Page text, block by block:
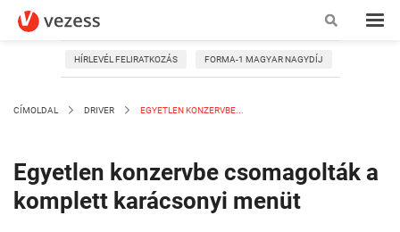
HÍRLEVÉL FELIRATKOZÁS FORMA-1 MAGYAR NAGYDÍJ
CÍMOLDAL DRIVER EGYETLEN KONZERVBE...
Egyetlen konzervbe csomagolták a
komplett karácsonyi menüt